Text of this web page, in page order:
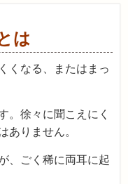
は
くなる、またはまっ
。徐々に聞こえにく
ありません。
、ごく稀に両耳に起